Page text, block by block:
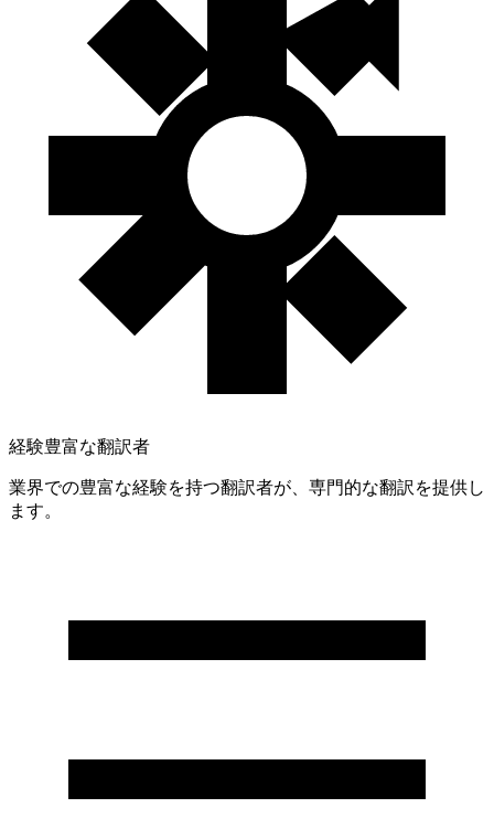
経験豊富な翻訳者
業界での豊富な経験を持つ翻訳者が、専門的な翻訳を提供し
ます。